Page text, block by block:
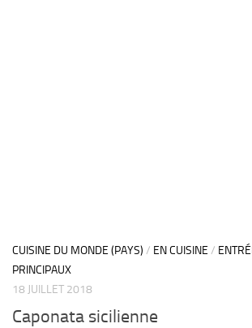
CUISINE DU MONDE (PAYS) / EN CUISINE /
PRINCIPAUX
18 JUILLET 2018
Caponata sicilienne